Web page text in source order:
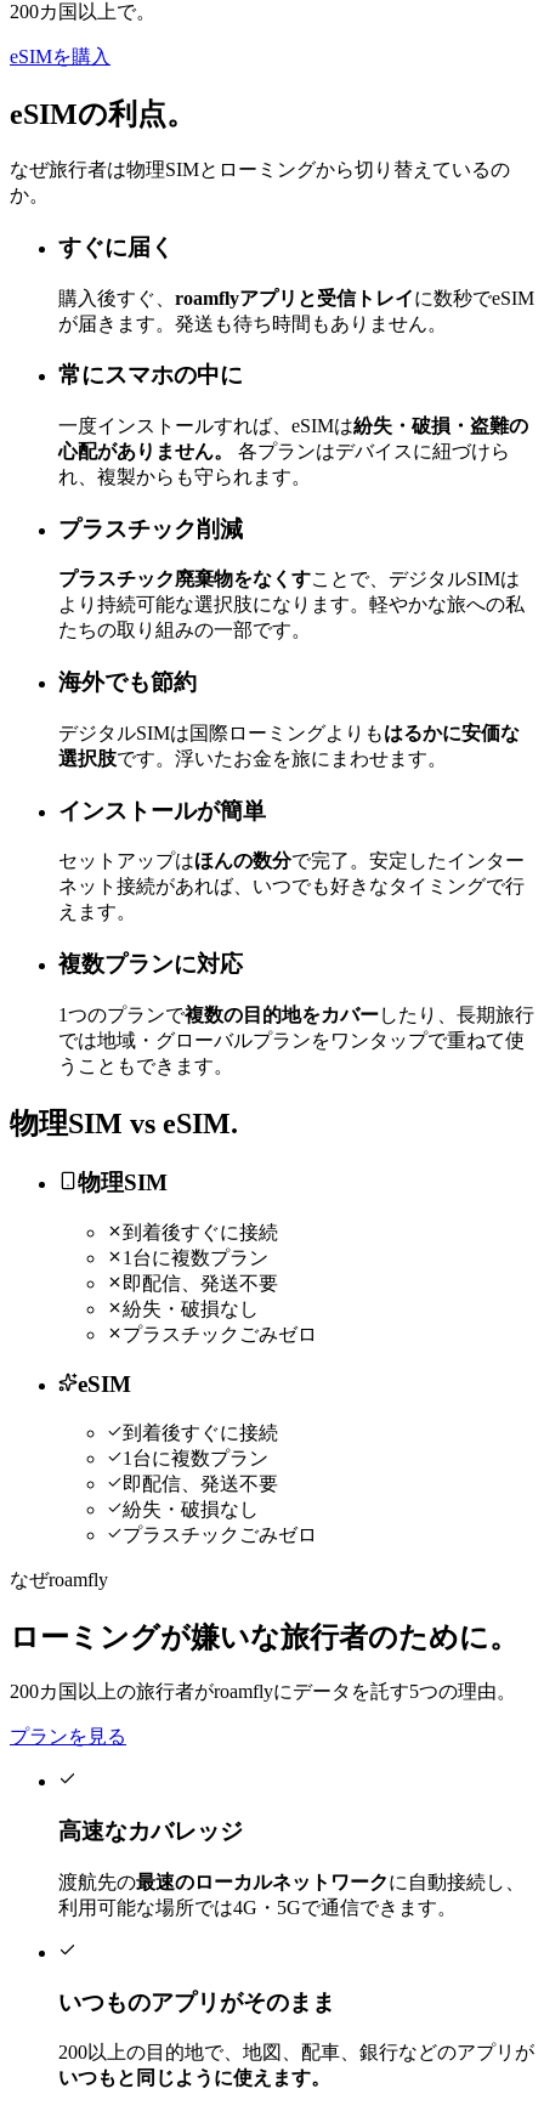
200カ国以上で。
eSIMを購入
eSIMの利点。
なぜ旅行者は物理SIMとローミングから切り替えているの
か。
すぐに届く
購入後すぐ、 roamflyアプリと受信トレイに数秒でeSIM
が届きます。発送も待ち時間もありません。
常にスマホの中に
一度インストールすれば、eSIMは紛失・破損・盗難の
心配がありません。
各プランはデバイスに紐づけら
れ、複製からも守られます。
プラスチック削減
プラスチック廃棄物をなくすことで、デジタルSIMは
より持続可能な選択肢になります。軽やかな旅への私
たちの取り組みの一部です。
海外でも節約
デジタルSIMは国際ローミングよりもはるかに安価な
選択肢です。浮いたお金を旅にまわせます。
インストールが簡単
セットアップはほんの数分で完了。安定したインター
ネット接続があれば、いつでも好きなタイミングで行
えます。
複数プランに対応
1つのプランで複数の目的地をカバーしたり、長期旅行
では地域・グローバルプランをワンタップで重ねて使
うこともできます。
物理SIM vs eSIM.
物理SIM
到着後すぐに接続
1台に複数プラン
即配信、発送不要
紛失・破損なし
プラスチックごみゼロ
eSIM
到着後すぐに接続
1台に複数プラン
即配信、発送不要
紛失・破損なし
プラスチックごみゼロ
なぜroamfly
ローミングが嫌いな旅行者のために。
200カ国以上の旅行者がroamflyにデータを託す5つの理由。
プランを見る
高速なカバレッジ
渡航先の最速のローカルネットワークに自動接続し、
利用可能な場所では4G・5Gで通信できます。
いつものアプリがそのまま
200以上の目的地で、地図、配車、銀行などのアプリが
いつもと同じように使えます。